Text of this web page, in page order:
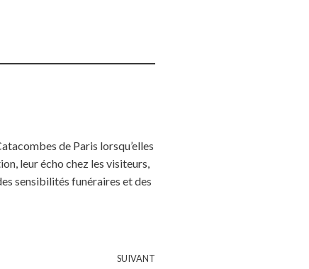
de Paris lorsqu’elles
leur écho chez les visiteurs,
sensibilités funéraires et des
SUIVANT